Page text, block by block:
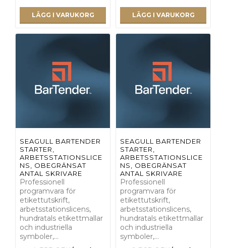
LÄGG I VARUKORG LÄGG I VARUKORG
SEAGULL BARTENDER
STARTER,
ARBETSSTATIONSLICE
NS, OBEGRÄNSAT
ANTAL SKRIVARE
Professionell
programvara för
etikettutskrift,
arbetsstationslicens,
hundratals etikettmallar
och industriella
symboler,…
SEAGULL BARTENDER
STARTER,
ARBETSSTATIONSLICE
NS, OBEGRÄNSAT
ANTAL SKRIVARE
Professionell
programvara för
etikettutskrift,
arbetsstationslicens,
hundratals etikettmallar
och industriella
symboler,…